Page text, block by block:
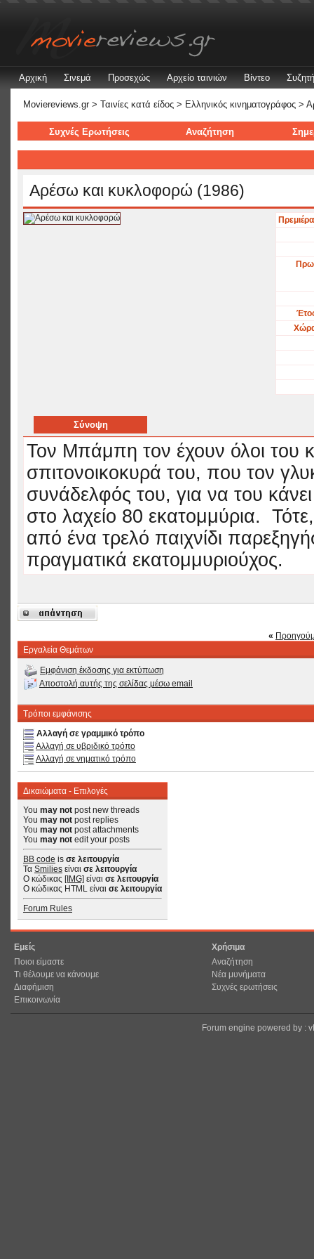
Αρχική Σινεμά Προσεχώς Αρχείο ταινιών Βίντεο
Moviereviews.gr > Ταινίες κατά είδος > Ελληνικός κινηματογράφος >
Συχνές Ερωτήσεις Αναζήτηση
Αρέσω και κυκλοφορώ (1986)
Σύνοψη
Τον Μπάμπη τον έχουν όλοι
σπιτονοικοκυρά του, που τον
συνάδελφός του, για να του
στο λαχείο 80 εκατομμύρια.
από ένα τρελό παιχνίδι
πραγματικά εκατομμυριούχος.
«
Εργαλεία Θεμάτων
Εμφάνιση έκδοσης για εκτύπωση
Αποστολή αυτής της σελίδας μέσω email
Τρόποι εμφάνισης
Αλλαγή σε γραμμικό τρόπο
Αλλαγή σε υβριδικό τρόπο
Αλλαγή σε νηματικό τρόπο
Δικαιώματα - Επιλογές
You may not post new threads
You may not post replies
You may not post attachments
You may not edit your posts
BB code is σε λειτουργία
Τα Smilies είναι σε λειτουργία
Ο κώδικας [IMG] είναι σε λειτουργία
Ο κώδικας HTML είναι σε λειτουργία
Forum Rules
Εμείς
Ποιοι είμαστε
Τι θέλουμε να κάνουμε
Διαφήμιση
Επικοινωνία
Χρήσιμα
Αναζήτηση
Νέα μυνήματα
Συχνές ερωτήσεις
Forum engine powered by :